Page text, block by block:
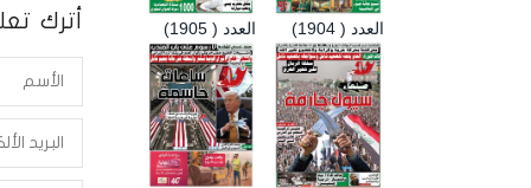
أترك العدد ( 1905) العدد ( 1904)